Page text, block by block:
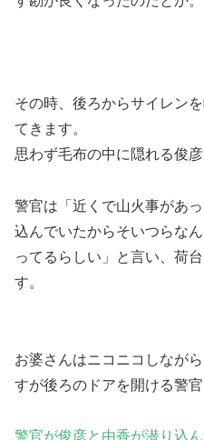
その時、 後ろからサイレン
てきます。
思わず毛布の中に隠れる俊彦
警官は「近くで山火事があ
込んでいたからそいつらな
ってるらしい」と言い、荷
す。
お婆さんはニコニコしなが
すが後ろのドアを開ける警官
警官が俊彦と由香が潜り込